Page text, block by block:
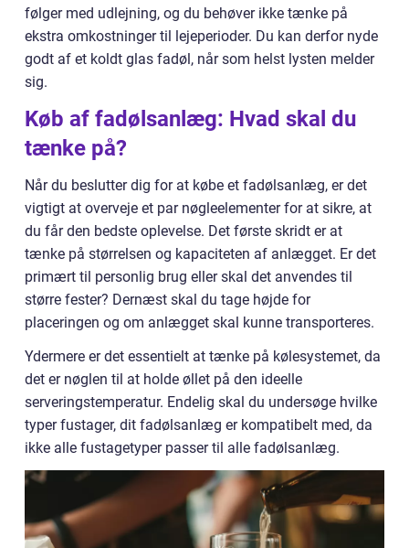
følger med udlejning, og du behøver ikke tænke på
ekstra omkostninger til lejeperioder. Du kan derfor nyde
godt af et koldt glas fadøl, når som helst lysten melder
sig.
Køb af fadølsanlæg: Hvad skal du
tænke på?
Når du beslutter dig for at købe et fadølsanlæg, er det
vigtigt at overveje et par nøgleelementer for at sikre, at
du får den bedste oplevelse. Det første skridt er at
tænke på størrelsen og kapaciteten af anlægget. Er det
primært til personlig brug eller skal det anvendes til
større fester? Dernæst skal du tage højde for
placeringen og om anlægget skal kunne transporteres.
Ydermere er det essentielt at tænke på kølesystemet, da
det er nøglen til at holde øllet på den ideelle
serveringstemperatur. Endelig skal du undersøge hvilke
typer fustager, dit fadølsanlæg er kompatibelt med, da
ikke alle fustagetyper passer til alle fadølsanlæg.